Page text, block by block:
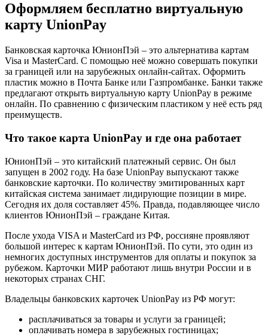
Оформляем бесплатно виртуальную
карту UnionPay
Банковская карточка ЮнионПэй – это альтернатива картам
Visa и MasterCard. С помощью неё можно совершать покупки
за границей или на зарубежных онлайн-сайтах. Оформить
пластик можно в Почта Банке или Газпромбанке. Банки также
предлагают открыть виртуальную карту UnionPay в режиме
онлайн. По сравнению с физическим пластиком у неё есть ряд
преимуществ.
Что такое карта UnionPay и где она работает
ЮнионПэй – это китайский платежный сервис. Он был
запущен в 2002 году. На базе UnionPay выпускают также
банковские карточки. По количеству эмитированных карт
китайская система занимает лидирующие позиции в мире.
Сегодня их доля составляет 45%. Правда, подавляющее число
клиентов ЮнионПэй – граждане Китая.
После ухода VISA и MasterCard из РФ, россияне проявляют
большой интерес к картам ЮнионПэй. По сути, это один из
немногих доступных инструментов для оплаты и покупок за
рубежом. Карточки МИР работают лишь внутри России и в
некоторых странах СНГ.
Владельцы банковских карточек UnionPay из РФ могут:
расплачиваться за товары и услуги за границей;
оплачивать номера в зарубежных гостиницах;